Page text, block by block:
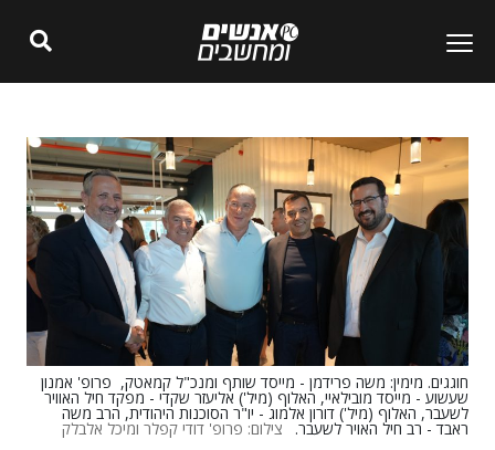
חוגגים. מימין: משה פרידמן - מייסד שותף ומנכ"ל קמאטק, פרופ' אמנון
שעשוע - מייסד מובילאיי, האלוף (מיל') אליעזר שקדי - מפקד חיל האוויר
לשעבר, האלוף (מיל') דורון אלמוג - יו"ר הסוכנות היהודית, הרב משה
ראבד - רב חיל האויר לשעבר. צילום: פרופ' דודי קפלר ומיכל אלבלק